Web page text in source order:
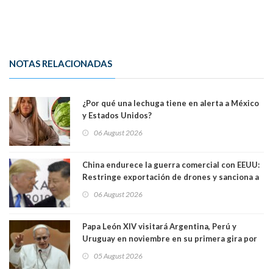
NOTAS RELACIONADAS
¿Por qué una lechuga tiene en alerta a México
y Estados Unidos?
06 August 2026
China endurece la guerra comercial con EEUU:
Restringe exportación de drones y sanciona a
06 August 2026
Papa León XIV visitará Argentina, Perú y
Uruguay en noviembre en su primera gira por
05 August 2026